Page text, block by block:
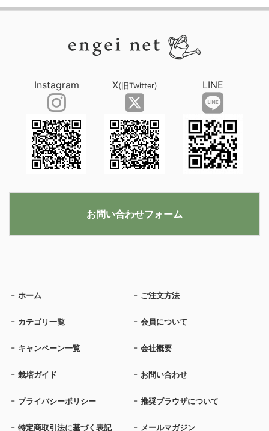
ホーム ご注文方法
カテゴリ一覧 会員について
キャンペーン一覧 会社概要
栽培ガイド お問い合わせ
プライバシーポリシー 推奨ブラウザについて
特定商取引法に基づく表記 メールマガジン
Instagram X(旧Twitter) LINE
お問い合わせフォーム